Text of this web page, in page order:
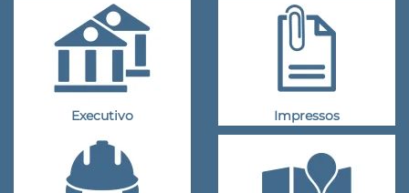
Executivo Impressos